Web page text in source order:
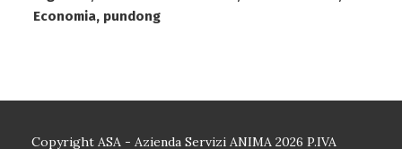
Economia, pundong
Copyright ASA - Azienda Servizi ANIMA 2026 P.IVA